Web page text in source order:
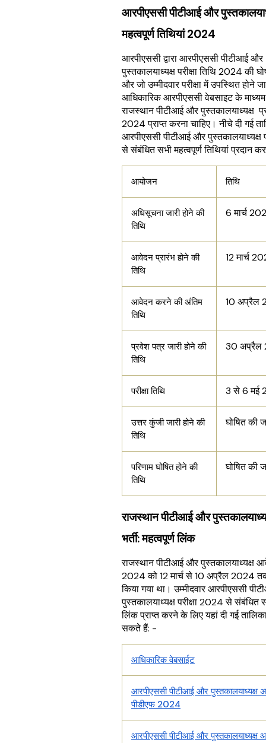
आरपीएससी पीटीआई और
महत्वपूर्ण तिथियां 2024
आरपीएससी द्वारा आरपीएससी पीटीआई और
पुस्तकालयाध्यक्ष परीक्षा तिथि 2024 की
और जो उम्मीदवार परीक्षा में उपस्थित होने
आधिकारिक आरपीएससी वेबसाइट के
राजस्थान पीटीआई और पुस्तकालयाध्यक्ष
2024 प्राप्त करना चाहिए। नीचे दी गई
आरपीएससी पीटीआई और पुस्तकालयाध्यक्ष
से संबंधित सभी महत्वपूर्ण तिथियां प्रदान
आयोजन तिथि
अधिसूचना जारी होने की
तिथि
6 मार्च
आवेदन प्रारंभ होने की
तिथि
12 मार्च
आवेदन करने की अंतिम
तिथि
10 अप्रैल
प्रवेश पत्र जारी होने की
तिथि
30
परीक्षा तिथि 3 से 6 मई
उत्तर कुंजी जारी होने की
तिथि
घोषित की
परिणाम घोषित होने की
तिथि
घोषित की
राजस्थान पीटीआई और
भर्ती: महत्वपूर्ण लिंक
राजस्थान पीटीआई और पुस्तकालयाध्यक्ष
2024 को 12 मार्च से 10 अप्रैल 2024
किया गया था। उम्मीदवार आरपीएससी
पुस्तकालयाध्यक्ष परीक्षा 2024 से संबंधित
लिंक प्राप्त करने के लिए यहां दी गई
सकते हैं: -
आधिकारिक वेबसाईट
आरपीएससी पीटीआई और पुस्तकालयाध्यक्ष
पीडीएफ 2024
आरपीएससी पीटीआई और